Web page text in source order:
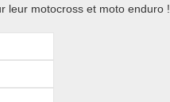
leur motocross et moto enduro !